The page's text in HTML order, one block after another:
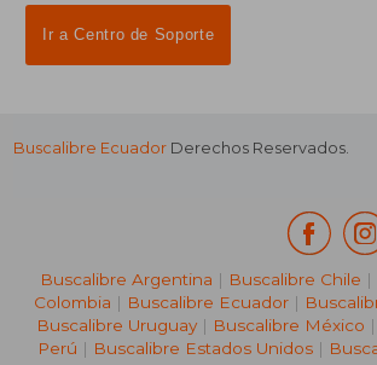
Ir a Centro de Soporte
Buscalibre Ecuador Derechos Reservados.
Buscalibre Argentina | Buscalibre Chile |
Colombia | Buscalibre Ecuador |
Buscalibre Uruguay| Buscalibre México |
Perú | Buscalibre Estados Unidos|